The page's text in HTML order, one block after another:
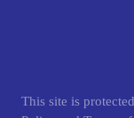
This site is